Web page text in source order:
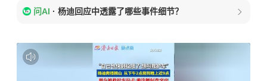
问AI · 杨迪回应中透露了哪些事件细节？